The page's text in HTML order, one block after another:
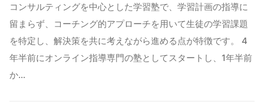
コンサルティングを中心とした学習塾で、学習計画の指導に
留まらず、コーチング的アプローチを用いて生徒の学習課題
を特定し、解決策を共に考えながら進める点が特徴です。 4
年半前にオンライン指導専門の塾としてスタートし、1年半前
か…